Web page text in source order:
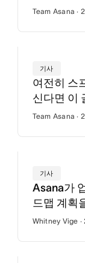
Team Asana ·
기사
여전히 스
신다면 이
Team Asana ·
기사
Asana가
드맵 계획
Whitney Vige ·